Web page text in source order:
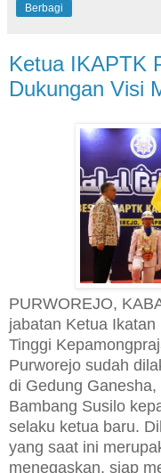
Berbagi
Ketua IKAPTK
Dukungan Visi
PURWOREJO,
jabatan Ketua
Tinggi
Purworejo sudah
di Gedung
Bambang Susilo
selaku ketua baru.
yang saat ini
menegaskan, siap